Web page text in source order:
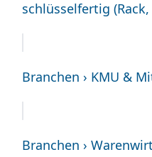
schlüsselfertig
Branchen › KMU &
Branchen ›